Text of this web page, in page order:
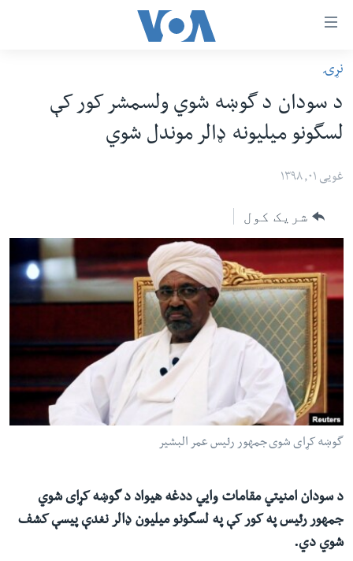
رسي
وړ
اتصالات
متن
شئ
عمومي
لارښود
لاړ
لټون
ځای
ته
افغانستان
سیمه
امریکا
ښځې او نجونې
ځوانان
د بیان ازادي
روغتیا
سرمقاله
له مونږ سره په تماس کې پاتې شئ
نړۍ
د سودان د گوښه شوي ولسمشر کور کې
لسگونو میلیونه ډالر موندل شوي
غویی ۰۱, ۱۳۹۸
شریک کول
گوښه کړای شوی جمهور رئیس عمر البشیر
د سودان امنیتي مقامات وایي ددغه هیواد د گوښه کړای شوي
جمهور رئیس په کور کې په لسگونو میلیون ډالر نغدې پیسې کشف
شوي دي.